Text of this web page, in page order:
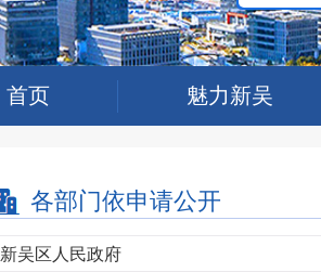
首页 魅力新吴
各部门依申请公开
新吴区人民政府